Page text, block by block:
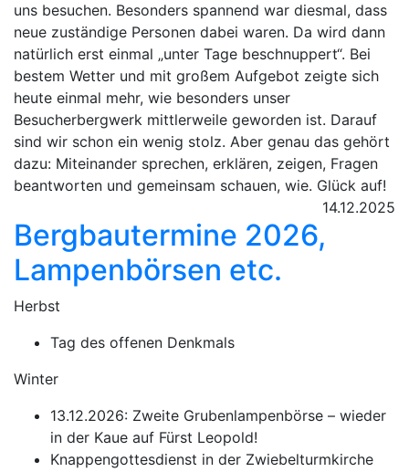
uns besuchen. Besonders spannend war diesmal, dass
neue zuständige Personen dabei waren. Da wird dann
natürlich erst einmal „unter Tage beschnuppert“. Bei
bestem Wetter und mit großem Aufgebot zeigte sich
heute einmal mehr, wie besonders unser
Besucherbergwerk mittlerweile geworden ist. Darauf
sind wir schon ein wenig stolz. Aber genau das gehört
dazu: Miteinander sprechen, erklären, zeigen, Fragen
beantworten und gemeinsam schauen, wie. Glück auf!
14.12.2025
Bergbautermine 2026,
Lampenbörsen etc.
Herbst
Tag des offenen Denkmals
Winter
13.12.2026: Zweite Grubenlampenbörse – wieder
in der Kaue auf Fürst Leopold!
Knappengottesdienst in der Zwiebelturmkirche